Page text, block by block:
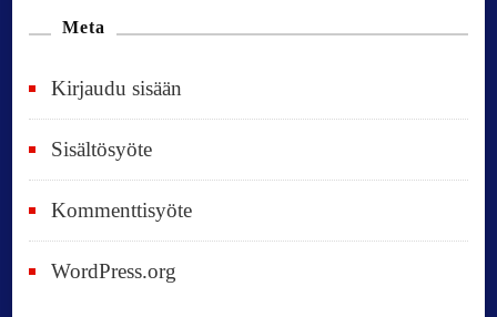
Meta
Kirjaudu sisään
Sisältösyöte
Kommenttisyöte
WordPress.org